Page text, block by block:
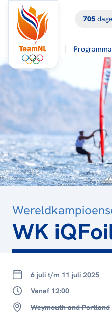
705
Programma
WK
6 juli t/m 11 juli 2025
Vanaf 12:00
Weymouth and Portland
TERUG NAAR
OVERZICHT